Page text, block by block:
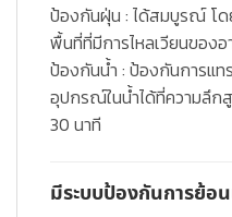
ป้องกันฝุ่น : ได้สมบูรณ์ โ
พื้นที่ที่มีการไหลเวียนของอ
ป้องกันน้ำ : ป้องกันการแ
อุปกรณ์ในน้ำได้ที่ความลึก
30 นาที
มีระบบป้องกันการย้อ